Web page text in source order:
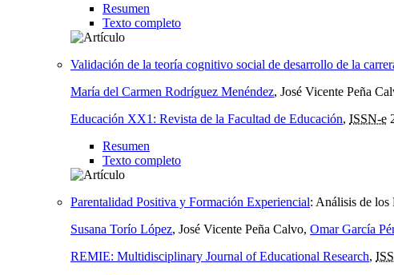
Resumen
Texto completo
Validación de la teoría cognitivo social de desarrollo de la
María del Carmen Rodríguez Menéndez, José Vicente Peña
Educación XX1: Revista de la Facultad de Educación, ISSN-e
Resumen
Texto completo
Parentalidad Positiva y Formación Experiencial: Análisis de los
Susana Torío López, José Vicente Peña Calvo, Omar García
REMIE: Multidisciplinary Journal of Educational Research,